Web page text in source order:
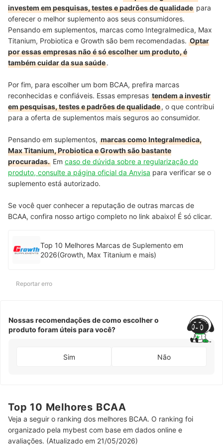
investem em pesquisas, testes e padrões de qualidade para
oferecer o melhor suplemento aos seus consumidores.
Pensando em suplementos, marcas como Integralmedica, Max
Titanium, Probiotica e Growth são bem recomendadas. Optar
por essas empresas não é só escolher um produto, é
também cuidar da sua saúde.
Por fim, para escolher um bom BCAA, prefira marcas
reconhecidas e confiáveis. Essas empresas tendem a investir
em pesquisas, testes e padrões de qualidade, o que contribui
para a oferta de suplementos mais seguros ao consumidor.
Pensando em suplementos, marcas como Integralmedica,
Max Titanium, Probiotica e Growth são bastante
procuradas. Em caso de dúvida sobre a regularização do
produto, consulte a página oficial da Anvisa para verificar se o
suplemento está autorizado.
Se você quer conhecer a reputação de outras marcas de
BCAA, confira nosso artigo completo no link abaixo! É só clicar.
Top 10 Melhores Marcas de Suplemento em
2026(Growth, Max Titanium e mais)
Reportar erro
Nossas recomendações de como escolher o
produto foram úteis para você?
Sim Não
Top 10 Melhores BCAA
Veja a seguir o ranking dos melhores BCAA. O ranking foi
organizado pela mybest com base em dados online e
avaliações. (Atualizado em 21/05/2026)